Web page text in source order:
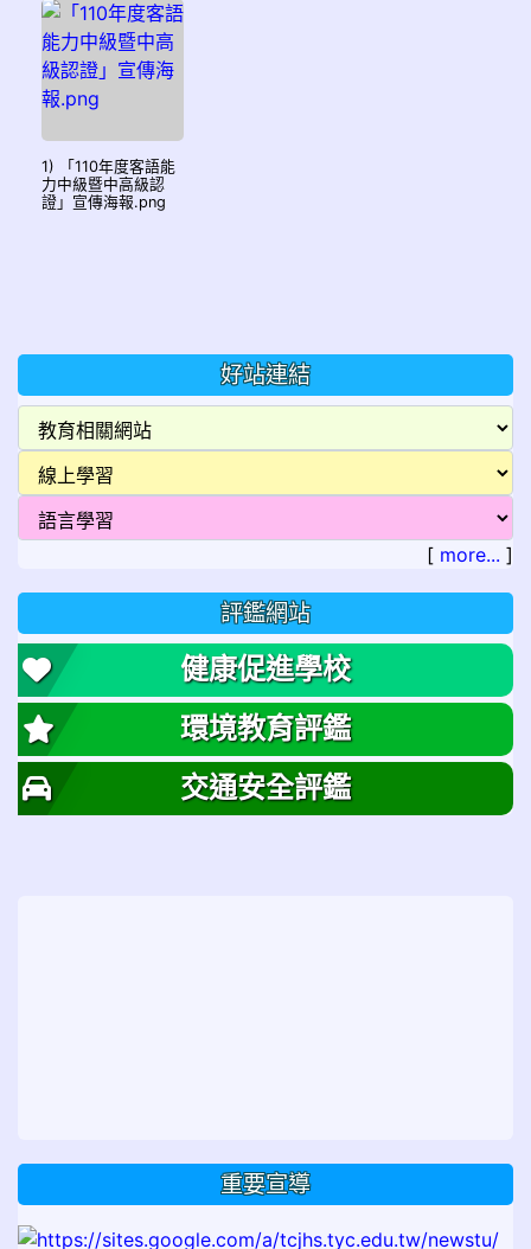
1) 「110年度客語能
力中級暨中高級認
證」宣傳海報.png
好站連結
[ more... ]
評鑑網站
健康促進學校
環境教育評鑑
交通安全評鑑
重要宣導